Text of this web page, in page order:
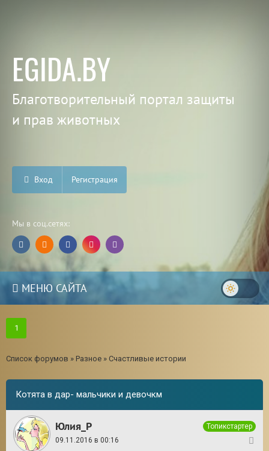
EGIDA.BY
Благотворительный портал защиты
и прав животных
Вход Регистрация
Мы в соц.сетях:
МЕНЮ САЙТА
1
Список форумов » Разное » Счастливые истории
Котята в дар- мальчики и девочкм
Юлия_Р
Топикстартер
09.11.2016 в 00:16